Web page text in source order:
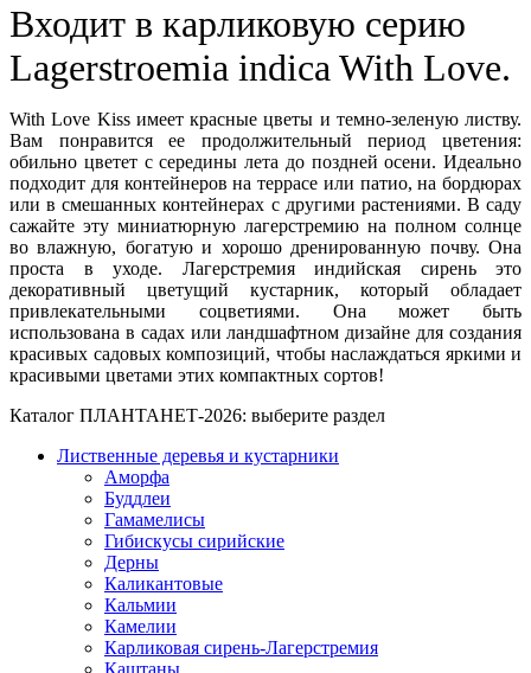
Входит в карликовую серию
Lagerstroemia indica With Love.
With Love Kiss имеет красные цветы и темно-зеленую листву.
Вам понравится ее продолжительный период цветения:
обильно цветет с середины лета до поздней осени. Идеально
подходит для контейнеров на террасе или патио, на бордюрах
или в смешанных контейнерах с другими растениями. В саду
сажайте эту миниатюрную лагерстремию на полном солнце
во влажную, богатую и хорошо дренированную почву. Она
проста в уходе. Лагерстремия индийская сирень это
декоративный цветущий кустарник, который обладает
привлекательными соцветиями. Она может быть
использована в садах или ландшафтном дизайне для создания
красивых садовых композиций, чтобы наслаждаться яркими и
красивыми цветами этих компактных сортов!
Каталог ПЛАНТАНЕТ-2026: выберите раздел
Лиственные деревья и кустарники
Аморфа
Буддлеи
Гамамелисы
Гибискусы сирийские
Дерны
Каликантовые
Кальмии
Камелии
Карликовая сирень-Лагерстремия
Каштаны